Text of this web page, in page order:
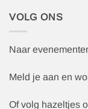
VOLG ONS
Naar
Meld je aan en
Of volg hazeltjes